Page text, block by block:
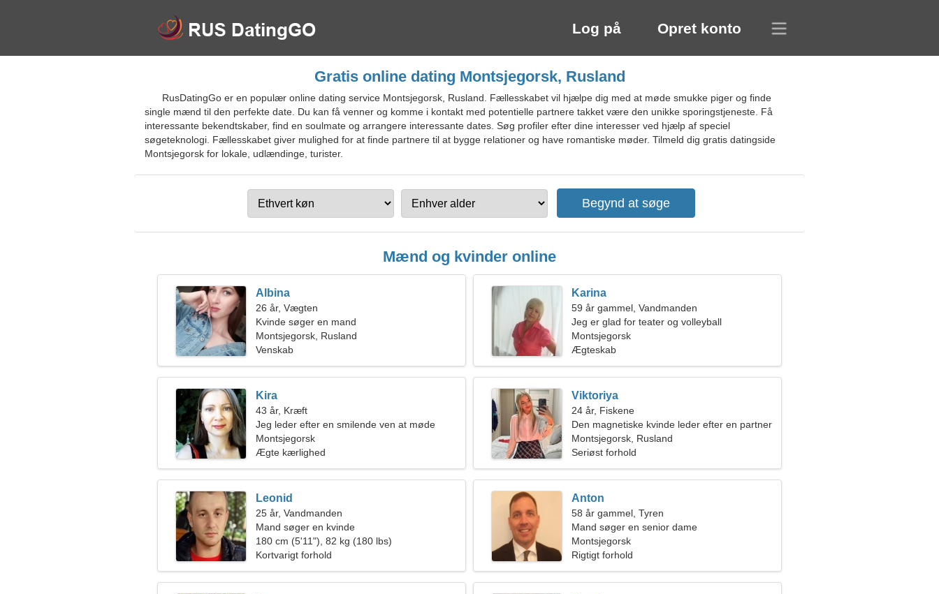
Log på Opret konto
Gratis online dating Montsjegorsk, Rusland
RusDatingGo er en populær online dating service Montsjegorsk, Rusland. Fællesskabet vil hjælpe dig med at møde smukke piger og finde
single mænd til den perfekte date. Du kan få venner og komme i kontakt med potentielle partnere takket være den unikke sporingstjeneste. Få
interessante bekendtskaber, find en soulmate og arrangere interessante dates. Søg profiler efter dine interesser ved hjælp af speciel
søgeteknologi. Fællesskabet giver mulighed for at finde partnere til at bygge relationer og have romantiske møder. Tilmeld dig gratis datingside
Montsjegorsk for lokale, udlændinge, turister.
Mænd og kvinder online
Albina
26 år, Vægten
Kvinde søger en mand
Montsjegorsk, Rusland
Venskab
Karina
59 år gammel, Vandmanden
Jeg er glad for teater og volleyball
Montsjegorsk
Ægteskab
Kira
43 år, Kræft
Jeg leder efter en smilende ven at møde
Montsjegorsk
Ægte kærlighed
Viktoriya
24 år, Fiskene
Den magnetiske kvinde leder efter en partner
Montsjegorsk, Rusland
Seriøst forhold
Leonid
25 år, Vandmanden
Mand søger en kvinde
180 cm (5'11"), 82 kg (180 lbs)
Kortvarigt forhold
Anton
58 år gammel, Tyren
Mand søger en senior dame
Montsjegorsk
Rigtigt forhold